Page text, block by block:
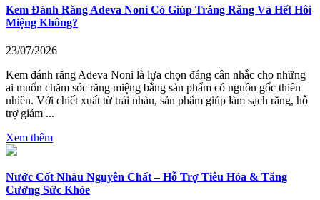
Kem Đánh Răng Adeva Noni Có Giúp Trắng Răng Và Hết Hôi
Miệng Không?
23/07/2026
Kem đánh răng Adeva Noni là lựa chọn đáng cân nhắc cho những
ai muốn chăm sóc răng miệng bằng sản phẩm có nguồn gốc thiên
nhiên. Với chiết xuất từ trái nhàu, sản phẩm giúp làm sạch răng, hỗ
trợ giảm ...
Xem thêm
Nước Cốt Nhàu Nguyên Chất – Hỗ Trợ Tiêu Hóa & Tăng
Cường Sức Khỏe